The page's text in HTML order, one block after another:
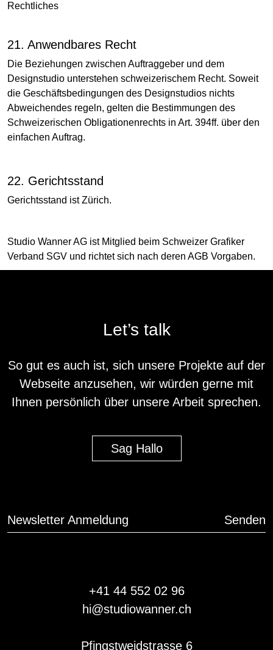
Rechtliches
21. Anwendbares Recht
Die Beziehungen zwischen Auftraggeber und dem
Designstudio unterstehen schweizerischem Recht. Soweit
die Geschäftsbedingungen des Designstudios nichts
Abweichendes regeln, gelten die Bestimmungen des
Schweizerischen Obligationenrechts in Art. 394ff. über den
einfachen Auftrag.
22. Gerichtsstand
Gerichtsstand ist Zürich.
Studio Wanner AG ist Mitglied beim Schweizer Grafiker
Verband SGV und richtet sich nach deren AGB Vorgaben.
Let’s talk
So gut es auch ist, sich unsere Projekte auf der
Webseite anzusehen, wir würden gerne mit
Ihnen persönlich über unsere Arbeit sprechen.
Sag Hallo
Newsletter Anmeldung Senden
+41 44 552 02 96
hi@studiowanner.ch
Pfingstweidstrasse 6